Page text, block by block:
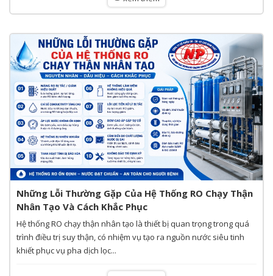
Những Lỗi Thường Gặp Của Hệ Thống RO Chạy Thận
Nhân Tạo Và Cách Khắc Phục
Hệ thống RO chạy thận nhân tạo là thiết bị quan trọng trong quá
trình điều trị suy thận, có nhiệm vụ tạo ra nguồn nước siêu tinh
khiết phục vụ pha dịch lọc...